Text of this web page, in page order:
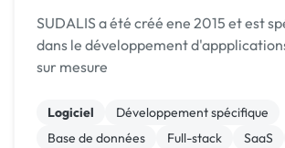
SUDALIS a été créé ene 2015 et est
dans le développement
sur mesure
Logiciel
Développement spécifique
Base de données
Full-stack SaaS